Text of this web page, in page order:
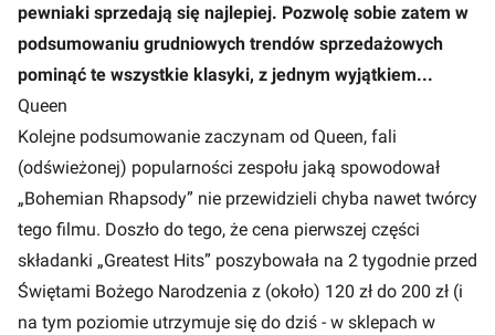
pewniaki sprzedają się najlepiej. Pozwolę sobie zatem w
podsumowaniu grudniowych trendów sprzedażowych
pominąć te wszystkie klasyki, z jednym wyjątkiem...
Queen
Kolejne podsumowanie zaczynam od Queen, fali
(odświeżonej) popularności zespołu jaką spowodował
„Bohemian Rhapsody” nie przewidzieli chyba nawet twórcy
tego filmu. Doszło do tego, że cena pierwszej części
składanki „Greatest Hits” poszybowała na 2 tygodnie przed
Świętami Bożego Narodzenia z (około) 120 zł do 200 zł (i
na tym poziomie utrzymuje się do dziś - w sklepach w